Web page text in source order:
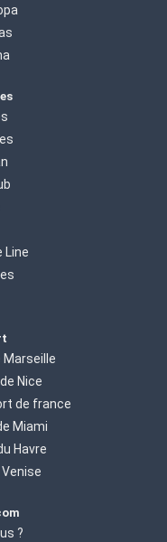
Line
Marseille
Nice
de france
Miami
Havre
?